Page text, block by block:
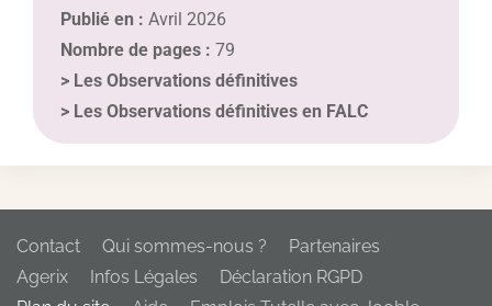
Publié en : Avril 2026
Nombre de pages : 79
> Les Observations définitives
> Les Observations définitives en FALC
Contact Qui sommes-nous ?
Partenaires
Agerix
Infos Légales
Déclaration RGPD